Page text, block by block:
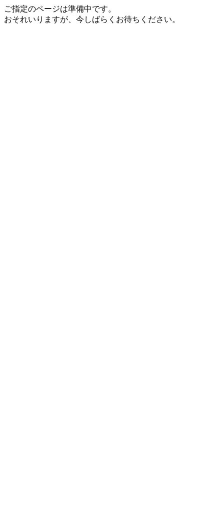
ご指定のページは準備中です。
おそれいりますが、今しばらくお待ちください。